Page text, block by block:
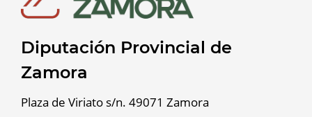
Diputación Provincial de
Zamora
Plaza de Viriato s/n. 49071 Zamora